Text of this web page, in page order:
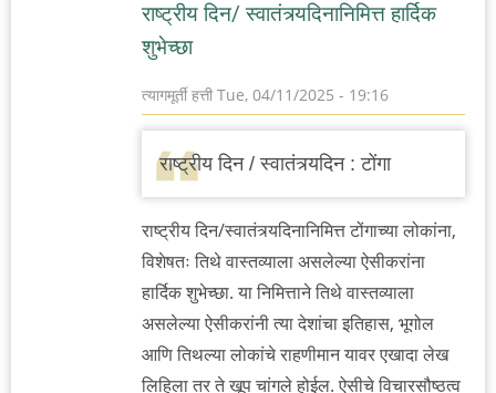
राष्ट्रीय दिन/ स्वातंत्र्यदिनानिमित्त हार्दिक
शुभेच्छा
त्यागमूर्ती हत्ती Tue, 04/11/2025 - 19:16
राष्ट्रीय दिन / स्वातंत्र्यदिन : टोंगा
राष्ट्रीय दिन/स्वातंत्र्यदिनानिमित्त टोंगाच्या लोकांना,
विशेषतः तिथे वास्तव्याला असलेल्या ऐसीकरांना
हार्दिक शुभेच्छा. या निमित्ताने तिथे वास्तव्याला
असलेल्या ऐसीकरांनी त्या देशांचा इतिहास, भूगोल
आणि तिथल्या लोकांचे राहणीमान यावर एखादा लेख
लिहिला तर ते खूप चांगले होईल. ऐसीचे विचारसौष्ठत्व